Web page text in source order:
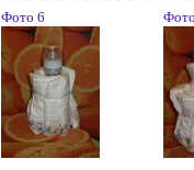
Фото 6